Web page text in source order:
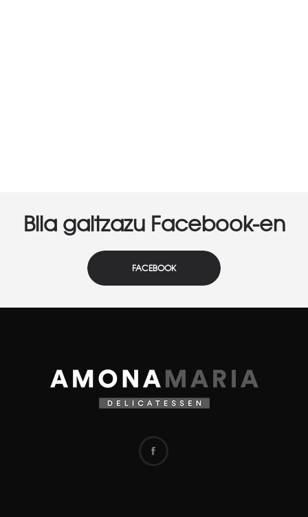
Bila gaitzazu Facebook-en
FACEBOOK